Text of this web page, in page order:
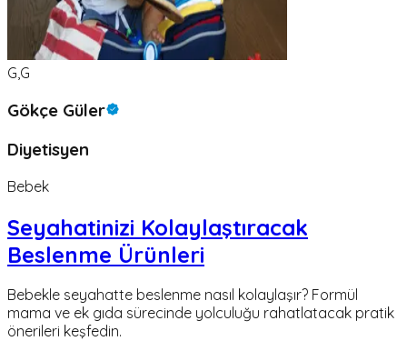
G,G
Gökçe Güler
Diyetisyen
Bebek
Seyahatinizi Kolaylaştıracak
Beslenme Ürünleri
Bebekle seyahatte beslenme nasıl kolaylaşır? Formül
mama ve ek gıda sürecinde yolculuğu rahatlatacak pratik
önerileri keşfedin.